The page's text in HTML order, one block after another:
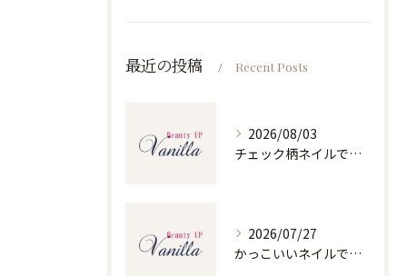
最近の投稿 Recent Posts
2026/08/03
チェック柄ネイルで人気ネイルを大人可愛くセルフで仕上げるコツと季節別デザイン集
2026/07/27
かっこいいネイルで人気ネイルを三重県四日市市和無田町で楽しむポイント